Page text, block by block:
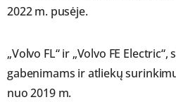
2022 m. pusėje.
„Volvo FL“ ir „Volvo FE
gabenimams ir atliekų
nuo 2019 m.